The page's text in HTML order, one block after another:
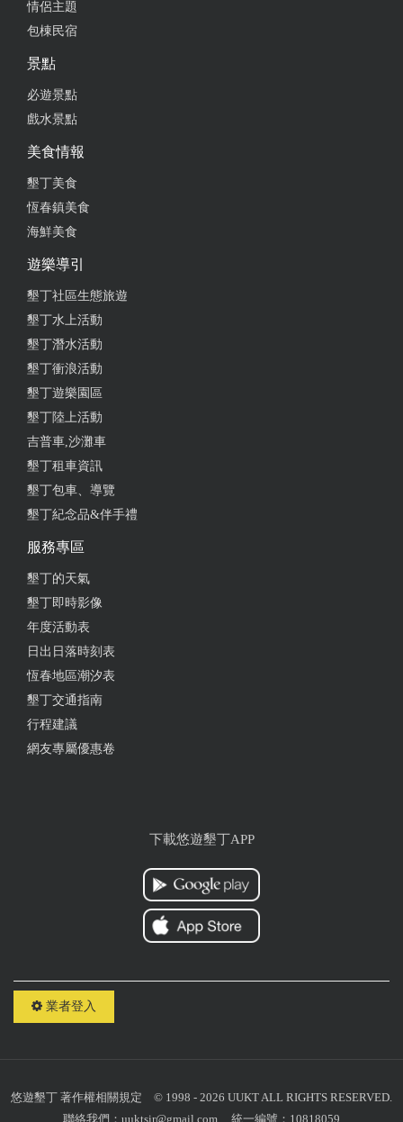
炸雞覺得普通 餐點價位也不會太貴
飽，到主餐上來飽到不行，夭壽好吃，價格又超值，
下次還會再來
是白醬 女兒說不要加起司 巴沙炸雞 紅酒燉牛肉的
飯，超好吃 巴沙雞肉沙拉 今天新嚐試越式牛肉炒河
粉 再來瓶檸檬啤酒，十足妹酒❤️ PS….一定要訂位
假日需要訂位，推薦牛排、巴沙炸雞、鴨胸、松露香
菇義大利麵、莫札瑞拉蕃茄，紅茶很好喝。
南灣必吃異國料理餐廳！ 餐點美味 氣氛鬆弛 出菜很
快 / 炸雞每桌都出現 /鴨胸外酥內嫩 配菜薯塊口感太
鬆了吧 超好吃 / 提拉米蘇酒味糖香濃郁
是大家會喜歡的，肉質鮮嫩，我們點5分熟，恰到好
位於墾丁南灣遊樂區正對面，屏鵝公路邊的歐式餐
情侶主題
包棟民宿
景點
必遊景點
戲水景點
美食情報
墾丁美食
恆春鎮美食
海鮮美食
遊樂導引
墾丁社區生態旅遊
墾丁水上活動
墾丁潛水活動
墾丁衝浪活動
墾丁遊樂園區
墾丁陸上活動
吉普車,沙灘車
墾丁租車資訊
墾丁包車、導覽
墾丁紀念品&伴手禮
服務專區
墾丁的天氣
墾丁即時影像
年度活動表
日出日落時刻表
恆春地區潮汐表
墾丁交通指南
行程建議
網友專屬優惠卷
下載悠遊墾丁APP
業者登入
悠遊墾丁 著作權相關規定 © 1998 - 2026 UUKT ALL RIGHTS RESERVED.
聯絡我們： uuktsir@gmail.com 統一編號：10818059